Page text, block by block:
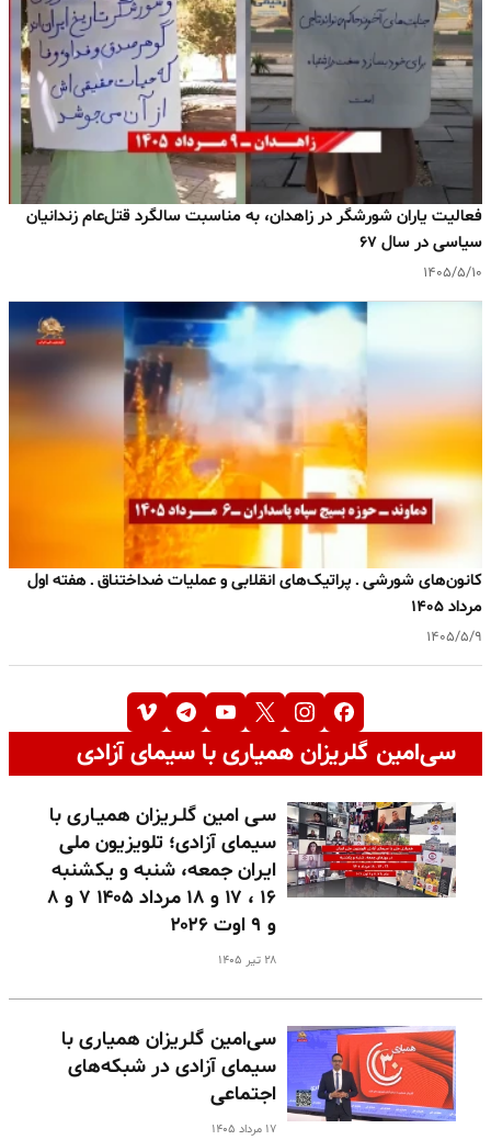
فعالیت یاران شورشگر در زاهدان، به مناسبت سالگرد قتل‌عام زندانیان
سیاسی در سال ۶۷
۱۴۰۵/۵/۱۰
کانون‌های شورشی ـ پراتیک‌های انقلابی و عملیات ضداختناق ـ هفته اول
مرداد ۱۴۰۵
۱۴۰۵/۵/۹
سی‌امین گلریزان همیاری با سیمای آزادی
سـی امین گلـریزان همیـاری با
سیمای آزادی؛ تلویزیون ملی
ایران جمعه، شنبه و یکشنبه
۱۶ ، ۱۷ و ۱۸ مرداد ۱۴۰۵ ۷ و ۸
و ۹ اوت ۲۰۲۶
۲۸ تیر ۱۴۰۵
سی‌امین گلریزان همیاری با
سیمای آزادی در شبکه‌های
اجتماعی
۱۷ مرداد ۱۴۰۵